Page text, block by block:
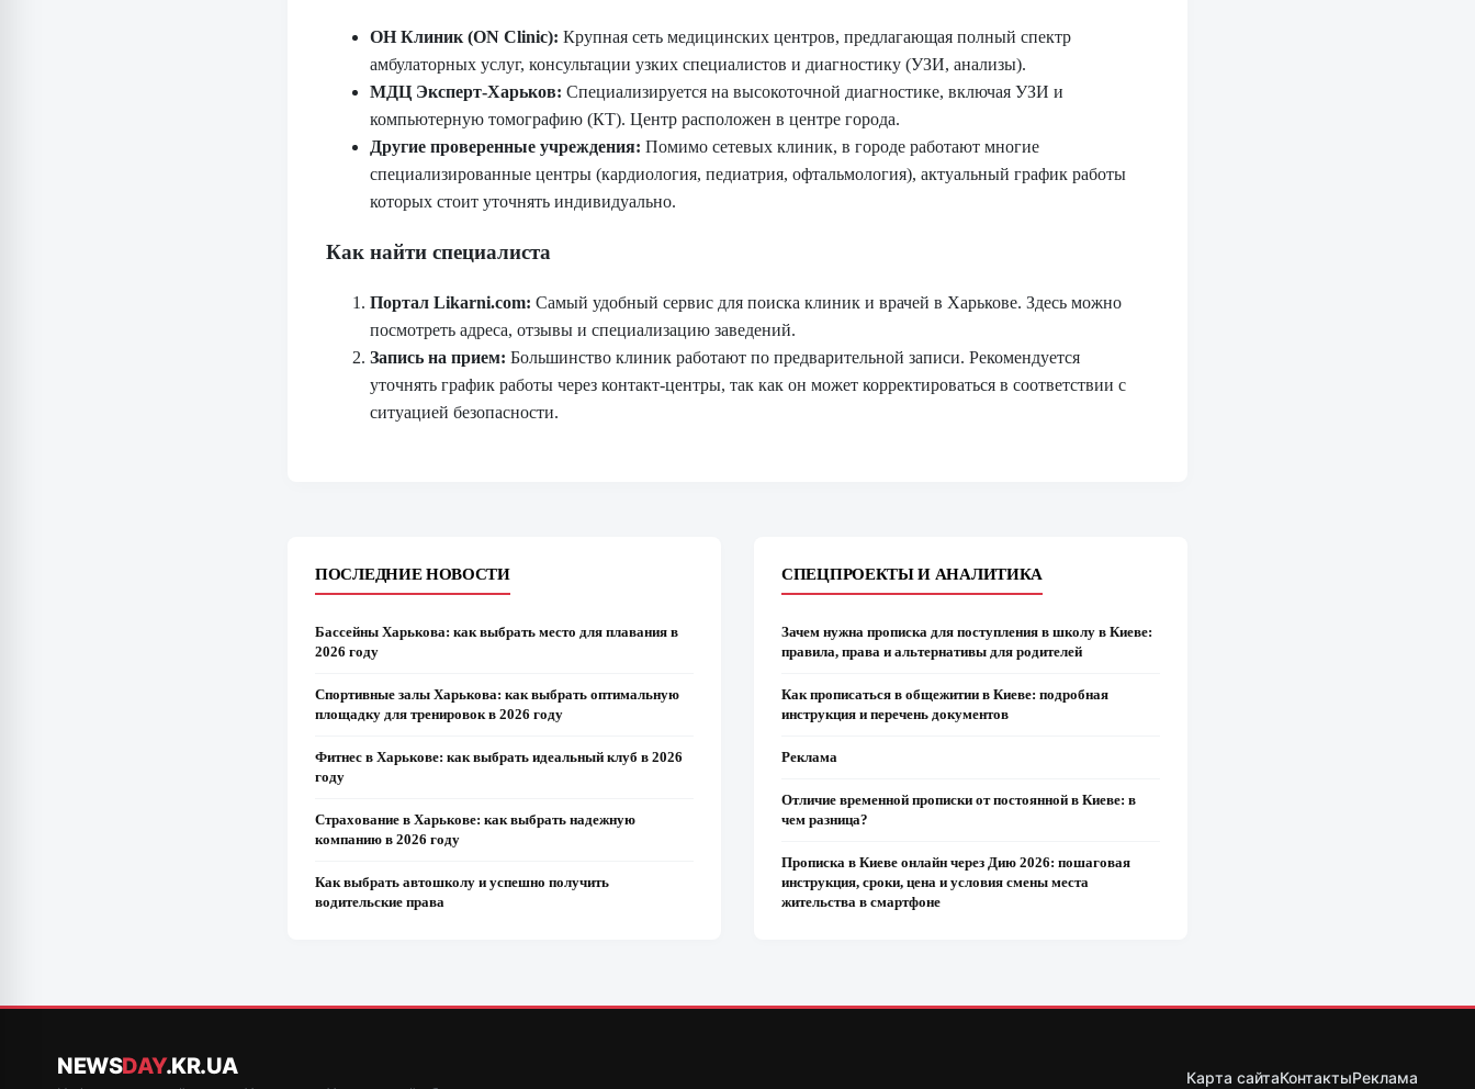
ОН Клиник (ON Clinic): Крупная сеть медицинских центров, предлагающая полный спектр
амбулаторных услуг, консультации узких специалистов и диагностику (УЗИ, анализы).
МДЦ Эксперт-Харьков: Специализируется на высокоточной диагностике, включая УЗИ и
компьютерную томографию (КТ). Центр расположен в центре города.
Другие проверенные учреждения: Помимо сетевых клиник, в городе работают многие
специализированные центры (кардиология, педиатрия, офтальмология), актуальный график работы
которых стоит уточнять индивидуально.
Как найти специалиста
Портал Likarni.com: Самый удобный сервис для поиска клиник и врачей в Харькове. Здесь можно
посмотреть адреса, отзывы и специализацию заведений.
Запись на прием: Большинство клиник работают по предварительной записи. Рекомендуется
уточнять график работы через контакт-центры, так как он может корректироваться в соответствии с
ситуацией безопасности.
ПОСЛЕДНИЕ НОВОСТИ
Бассейны Харькова: как выбрать место для плавания в
2026 году
Спортивные залы Харькова: как выбрать оптимальную
площадку для тренировок в 2026 году
Фитнес в Харькове: как выбрать идеальный клуб в 2026
году
Страхование в Харькове: как выбрать надежную
компанию в 2026 году
Как выбрать автошколу и успешно получить
водительские права
СПЕЦПРОЕКТЫ И АНАЛИТИКА
Зачем нужна прописка для поступления в школу в Киеве:
правила, права и альтернативы для родителей
Как прописаться в общежитии в Киеве: подробная
инструкция и перечень документов
Реклама
Отличие временной прописки от постоянной в Киеве: в
чем разница?
Прописка в Киеве онлайн через Дию 2026: пошаговая
инструкция, сроки, цена и условия смены места
жительства в смартфоне
NEWSDAY.KR.UA Карта сайтаКонтактыРеклама